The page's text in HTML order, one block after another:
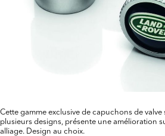
Cette gamme exclusive de capuchons de valve
plusieurs designs, présente une amélioration
alliage. Design au choix.